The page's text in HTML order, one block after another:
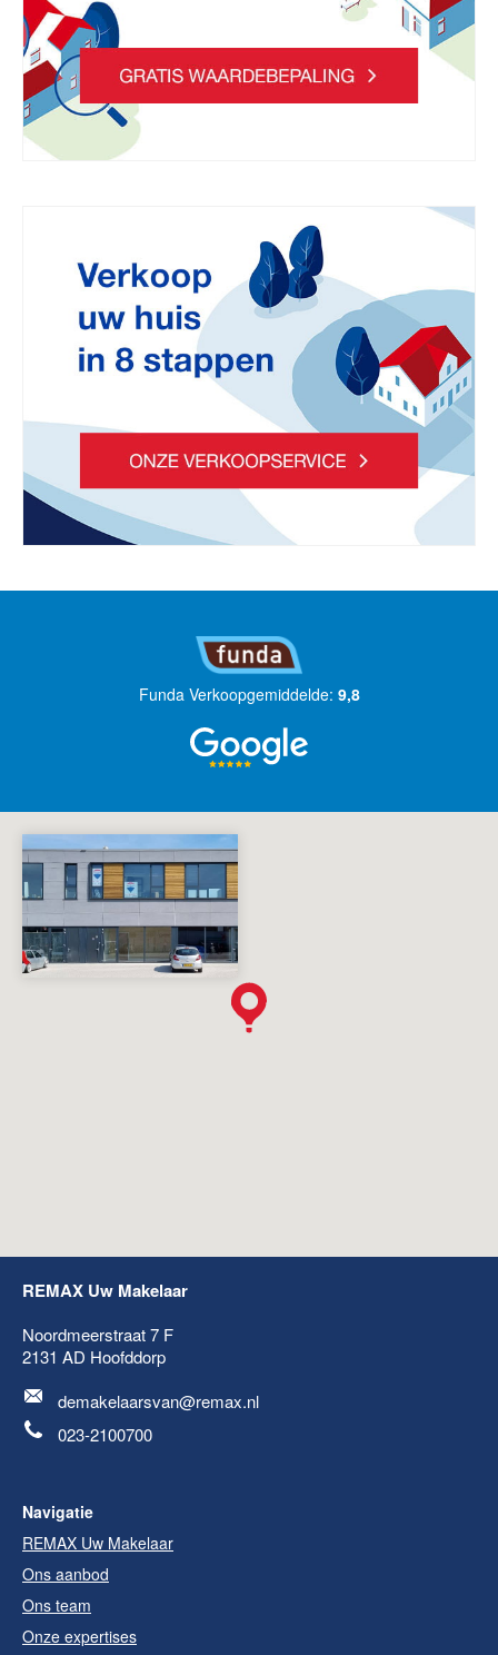
Funda Verkoopgemiddelde: 9,8
REMAX Uw Makelaar
Noordmeerstraat 7 F
2131 AD Hoofddorp
demakelaarsvan@remax.nl
023-2100700
Navigatie
REMAX Uw Makelaar
Ons aanbod
Ons team
Onze expertises